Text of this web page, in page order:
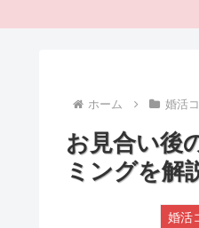
ホーム 婚活
お見合い後
ミングを解
婚活